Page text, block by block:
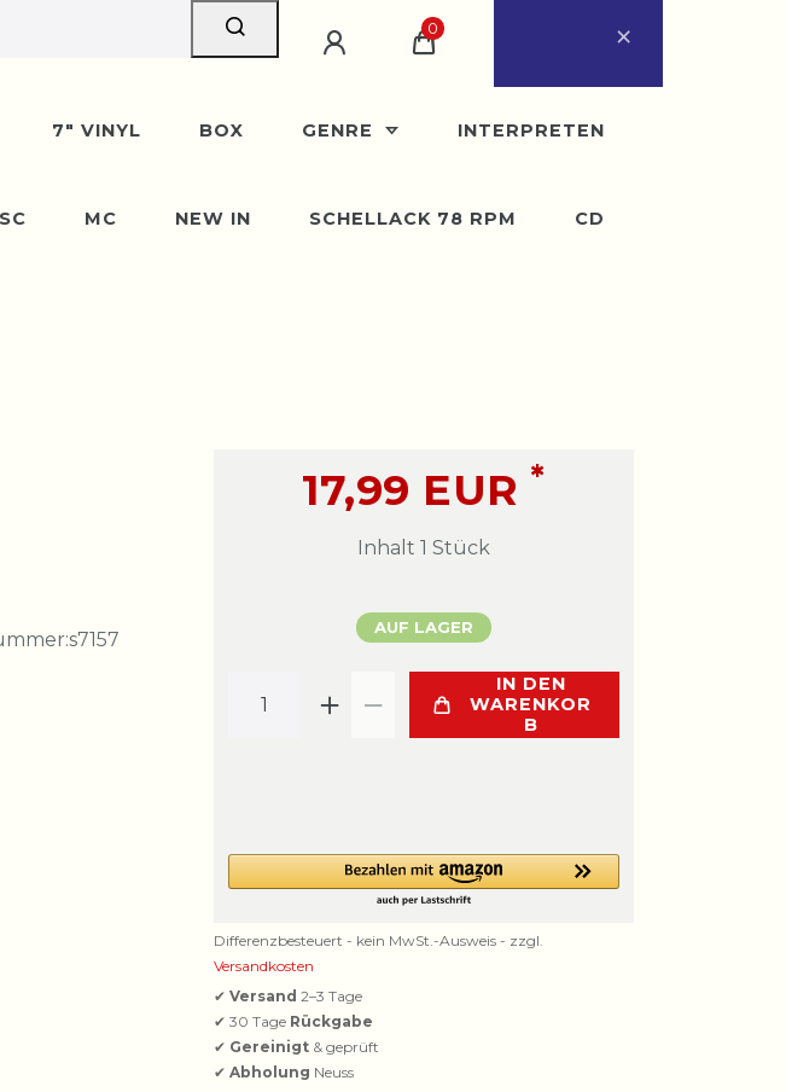
bis 29. August
Verständnis!
×
0
7" VINYL BOX GENRE INTERPRETEN
MC NEW IN SCHELLACK 78 RPM CD
s7157
17,99 EUR*
Inhalt 1 Stück
AUF LAGER
IN DEN
WARENKOR
B
Differenzbesteuert - kein MwSt.-Ausweis - zzgl.
Versandkosten
✔ Versand 2–3 Tage
✔ 30 Tage Rückgabe
✔ Gereinigt & geprüft
✔ Abholung Neuss